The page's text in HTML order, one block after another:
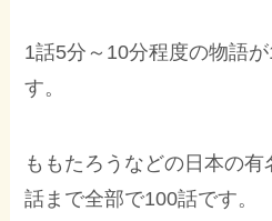
1話5分～10分程度の物語
す。
ももたろうなどの日本の
話まで全部で100話です。